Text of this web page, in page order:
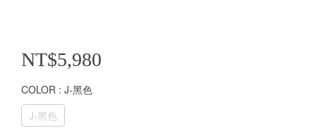
NT$5,980
COLOR : J-黑色
J-黑色